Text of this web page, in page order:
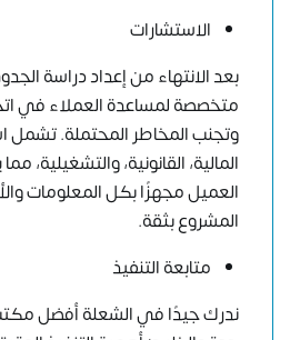
الاستشارات
بعد الانتهاء من إعداد دراسة
متخصصة لمساعدة العملاء في
وتجنب المخاطر المحتملة. تشمل
المالية، القانونية، والتشغيلية،
العميل مجهزًا بكل المعلومات
المشروع بثقة.
متابعة التنفيذ
ندرك جيدًا في الشعلة أفضل